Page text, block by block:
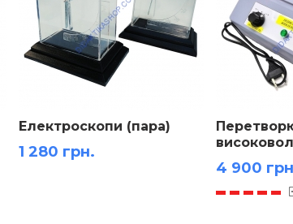
Електроскопи (пара)
1 280 грн.
4 900